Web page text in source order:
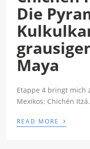
Die
Maya
Etappe 4 bringt mich
Mexikos: Chichén Itzá.
READ MORE ›